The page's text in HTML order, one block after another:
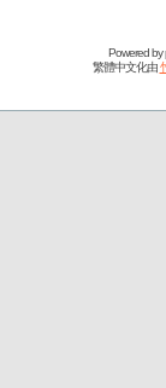
Powered by
繁體中文化由